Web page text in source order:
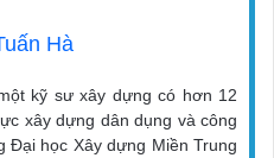
Hà
kỹ sư xây dựng có hơn 12
xây dựng dân dụng và công
Đại học Xây dựng Miền Trung